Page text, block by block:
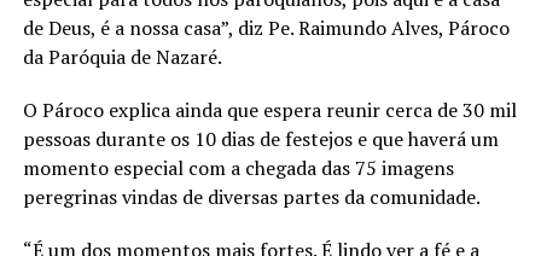
de Deus, é a nossa casa”, diz Pe. Raimundo Alves, Pároco
da Paróquia de Nazaré.
O Pároco explica ainda que espera reunir cerca de 30 mil
pessoas durante os 10 dias de festejos e que haverá um
momento especial com a chegada das 75 imagens
peregrinas vindas de diversas partes da comunidade.
“É um dos momentos mais fortes. É lindo ver a fé e a